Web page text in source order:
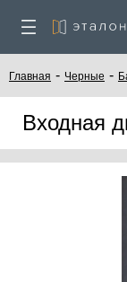
Главная - Черные -
Входная